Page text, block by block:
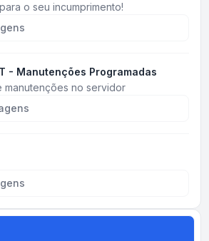
o seu incumprimento!
- Manutenções Programadas
manutenções no servidor